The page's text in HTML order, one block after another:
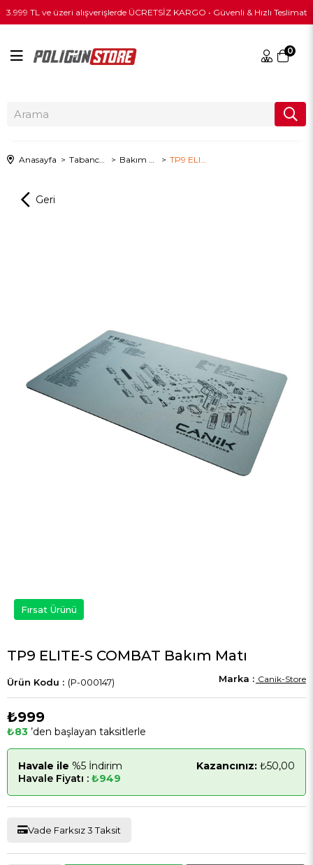
3.999 TL ve üzeri alışverişlerde ÜCRETSİZ KARGO • Güvenli & Hızlı Teslimat
0
Anasayfa
Fırsat Ürünü
TP9 ELITE-S COMBAT Bakım Matı
(P-000147) Canik-Store
₺999
₺83 ’den başlayan taksitlerle
Havale ile %5 İndirim Kazancınız: ₺50,00
Havale Fiyatı : ₺949
Vade Farksız 3 Taksit